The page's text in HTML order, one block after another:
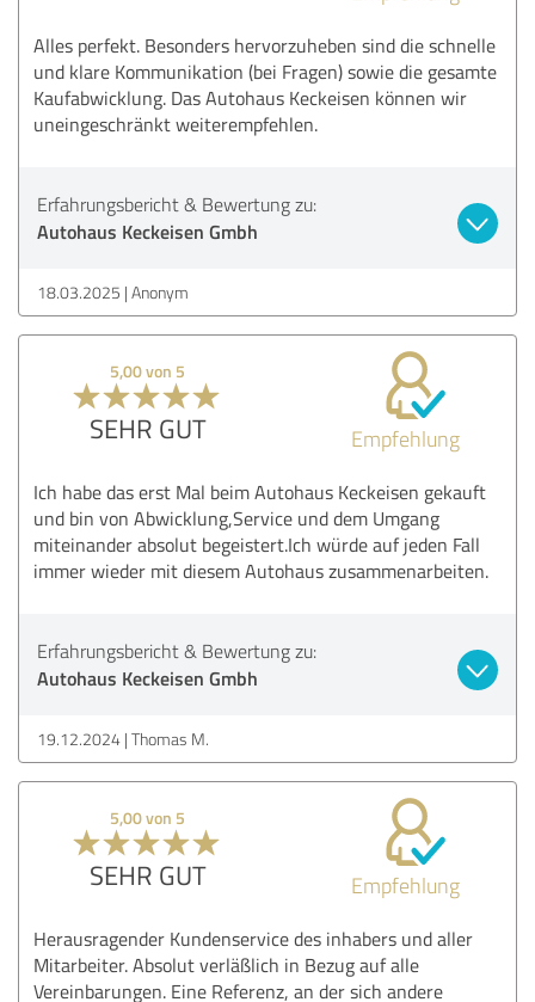
Alles perfekt. Besonders hervorzuheben sind die schnelle
und klare Kommunikation (bei Fragen) sowie die gesamte
Kaufabwicklung. Das Autohaus Keckeisen können wir
uneingeschränkt weiterempfehlen.
Erfahrungsbericht & Bewertung zu:
Autohaus Keckeisen Gmbh
18.03.2025 Anonym
5,00 von 5
SEHR GUT Empfehlung
Ich habe das erst Mal beim Autohaus Keckeisen gekauft
und bin von Abwicklung,Service und dem Umgang
miteinander absolut begeistert.Ich würde auf jeden Fall
immer wieder mit diesem Autohaus zusammenarbeiten.
Erfahrungsbericht & Bewertung zu:
Autohaus Keckeisen Gmbh
19.12.2024 Thomas M.
5,00 von 5
SEHR GUT Empfehlung
Herausragender Kundenservice des inhabers und aller
Mitarbeiter. Absolut verläßlich in Bezug auf alle
Vereinbarungen. Eine Referenz, an der sich andere